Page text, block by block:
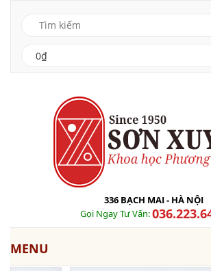
0₫
336 BẠCH MAI - HÀ NỘI
Gọi Ngay Tư Vấn:
MENU